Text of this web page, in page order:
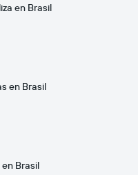
en Brasil
en Brasil
Brasil